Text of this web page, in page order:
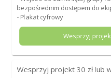
bezpośrednim dostępem do
- Plakat cyfrowy
Wesprzyj
Wesprzyj projekt 30 zł lub